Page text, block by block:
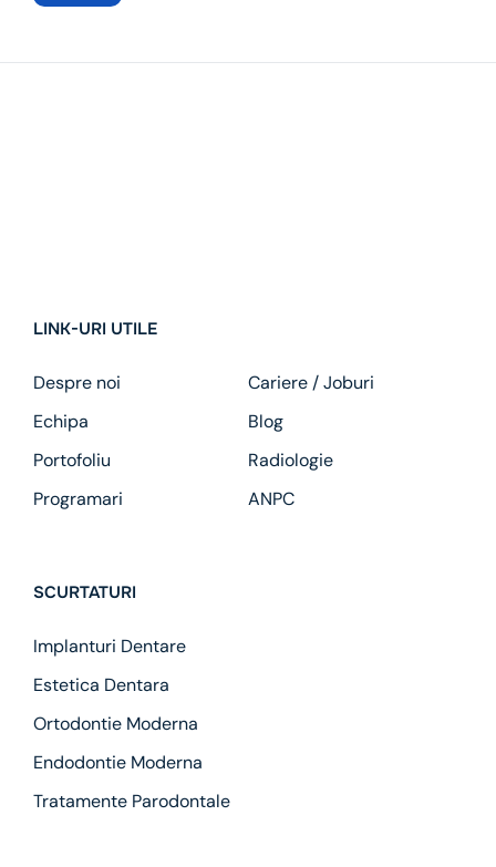
LINK-URI UTILE
Despre noi
Cariere / Joburi
Echipa
Blog
Portofoliu
Radiologie
Programari
ANPC
SCURTATURI
Implanturi Dentare
Estetica Dentara
Ortodontie Moderna
Endodontie Moderna
Tratamente Parodontale